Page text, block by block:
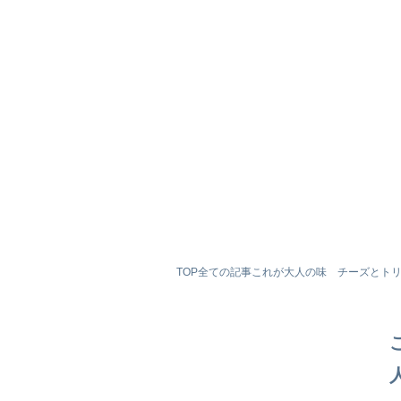
TOP全ての記事これが大人の味 チーズとト